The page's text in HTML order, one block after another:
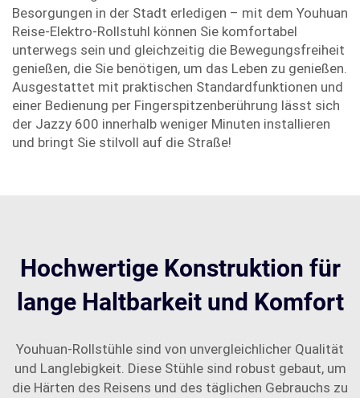
Besorgungen in der Stadt erledigen – mit dem Youhuan
Reise-Elektro-Rollstuhl können Sie komfortabel
unterwegs sein und gleichzeitig die Bewegungsfreiheit
genießen, die Sie benötigen, um das Leben zu genießen.
Ausgestattet mit praktischen Standardfunktionen und
einer Bedienung per Fingerspitzenberührung lässt sich
der Jazzy 600 innerhalb weniger Minuten installieren
und bringt Sie stilvoll auf die Straße!
Hochwertige Konstruktion für
lange Haltbarkeit und Komfort
Youhuan-Rollstühle sind von unvergleichlicher Qualität
und Langlebigkeit. Diese Stühle sind robust gebaut, um
die Härten des Reisens und des täglichen Gebrauchs zu